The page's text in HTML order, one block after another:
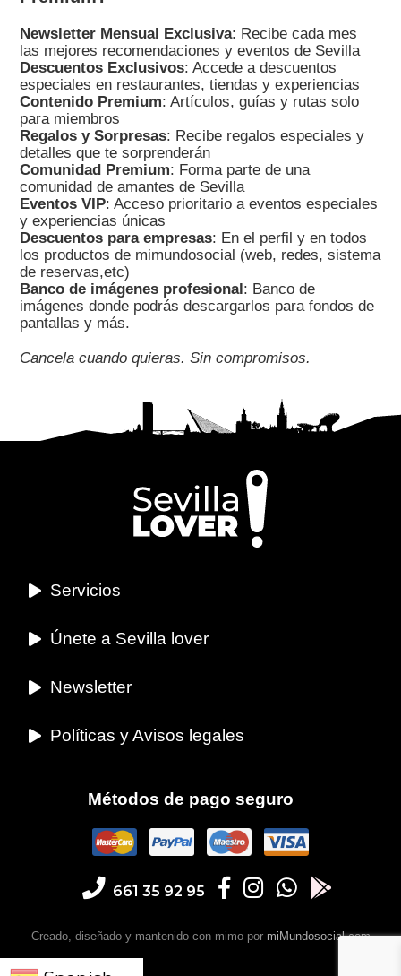
Newsletter Mensual Exclusiva: Recibe cada mes
las mejores recomendaciones y eventos de Sevilla
Descuentos Exclusivos: Accede a descuentos
especiales en restaurantes, tiendas y experiencias
Contenido Premium: Artículos, guías y rutas solo
para miembros
Regalos y Sorpresas: Recibe regalos especiales y
detalles que te sorprenderán
Comunidad Premium: Forma parte de una
comunidad de amantes de Sevilla
Eventos VIP: Acceso prioritario a eventos especiales
y experiencias únicas
Descuentos para empresas: En el perfil y en todos
los productos de mimundosocial (web, redes, sistema
de reservas,etc)
Banco de imágenes profesional: Banco de
imágenes donde podrás descargarlos para fondos de
pantallas y más.
Cancela cuando quieras. Sin compromisos.
Servicios
Únete a Sevilla lover
Newsletter
Políticas y Avisos legales
Métodos de pago seguro
661 35 92 95
Creado, diseñado y mantenido con mimo por miMundosocial.com